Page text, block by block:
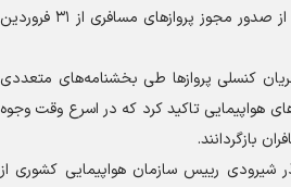
هواپیمایی کشوری در اطلاعیه‌ای از صدور مجوز پرواز‌های مسافری از ۳۱ فروردین
کنسلی پرواز‌ها طی بخشنامه‌های متعددی
هواپیمایی تاکید کرد که در اسرع وقت وجوه
بازگردانند.
شیرودی رییس سازمان هواپیمایی کشوری از